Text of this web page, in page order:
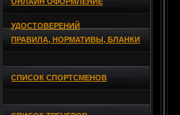
УДОСТОВЕРЕНИЙ
ПРАВИЛА, НОРМАТИВЫ, БЛАНКИ
СПИСОК СПОРТСМЕНОВ